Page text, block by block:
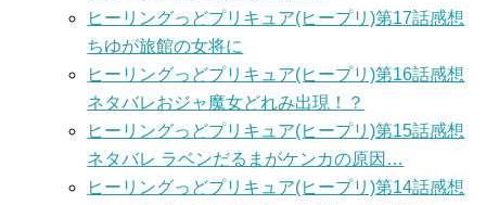
ヒーリングっどプリキュア(ヒープリ)第17話感想
ちゆが旅館の女将に
ヒーリングっどプリキュア(ヒープリ)第16話感想
ネタバレおジャ魔女どれみ出現！？
ヒーリングっどプリキュア(ヒープリ)第15話感想
ネタバレ ラベンだるまがケンカの原因…
ヒーリングっどプリキュア(ヒープリ)第14話感想